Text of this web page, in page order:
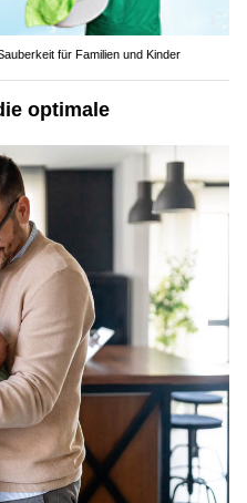
für Familien und Kinder
optimale